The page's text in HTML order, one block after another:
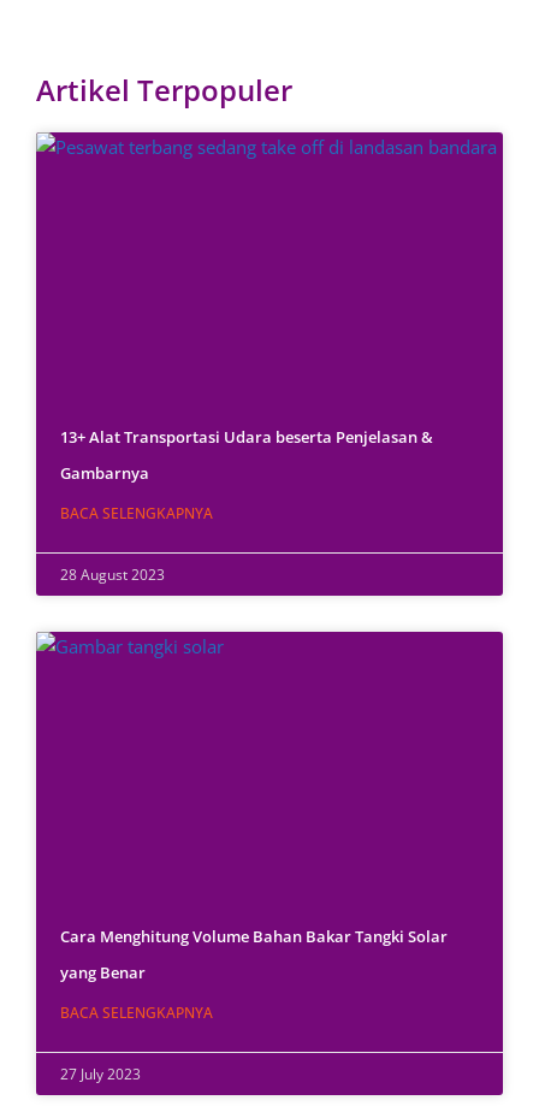
Artikel Terpopuler
13+ Alat Transportasi Udara beserta Penjelasan &
Gambarnya
BACA SELENGKAPNYA
28 August 2023
Cara Menghitung Volume Bahan Bakar Tangki Solar
yang Benar
BACA SELENGKAPNYA
27 July 2023